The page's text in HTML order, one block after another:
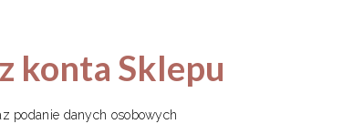
konta Sklepu
podanie danych osobowych